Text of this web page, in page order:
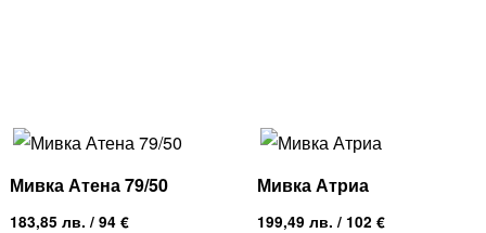
Мивка Атена 79/50
183,85 лв. / 94 €
Мивка Атриа
199,49лв. / 102 €